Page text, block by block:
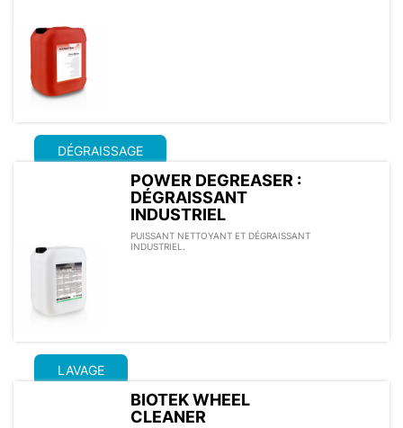
DÉGRAISSAGE
POWER DEGREASER :
DÉGRAISSANT
INDUSTRIEL
PUISSANT NETTOYANT ET DÉGRAISSANT
INDUSTRIEL.
LAVAGE
BIOTEK WHEEL
CLEANER